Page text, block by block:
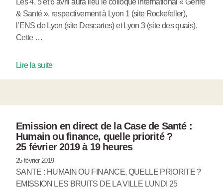
Les 4, 5 et 6 avril aura lieu le colloque international « Genre
& Santé », respectivement à Lyon 1 (site Rockefeller),
l’ENS de Lyon (site Descartes) et Lyon 3 (site des quais).
Cette …
Lire la suite
Emission en direct de la Case de Santé :
Humain ou finance, quelle priorité ?
25 février 2019 à 19 heures
25 février 2019
SANTE : HUMAIN OU FINANCE, QUELLE PRIORITE ?
EMISSION LES BRUITS DE LA VILLE LUNDI 25